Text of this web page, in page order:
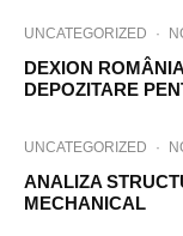
UNCATEGORIZED ·
DEXION
DEPOZITARE
UNCATEGORIZED ·
ANALIZA
MECHANICAL